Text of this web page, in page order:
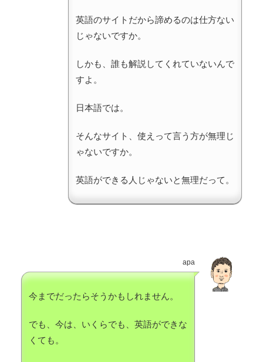
英語のサイトだから諦めるのは仕方ない
じゃないですか。
しかも、誰も解説してくれていないんで
すよ。
日本語では。
そんなサイト、使えって言う方が無理じ
ゃないですか。
英語ができる人じゃないと無理だって。
apa
今までだったらそうかもしれません。
でも、今は、いくらでも、英語ができな
くても。